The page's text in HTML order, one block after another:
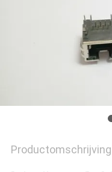
Productomschrijving